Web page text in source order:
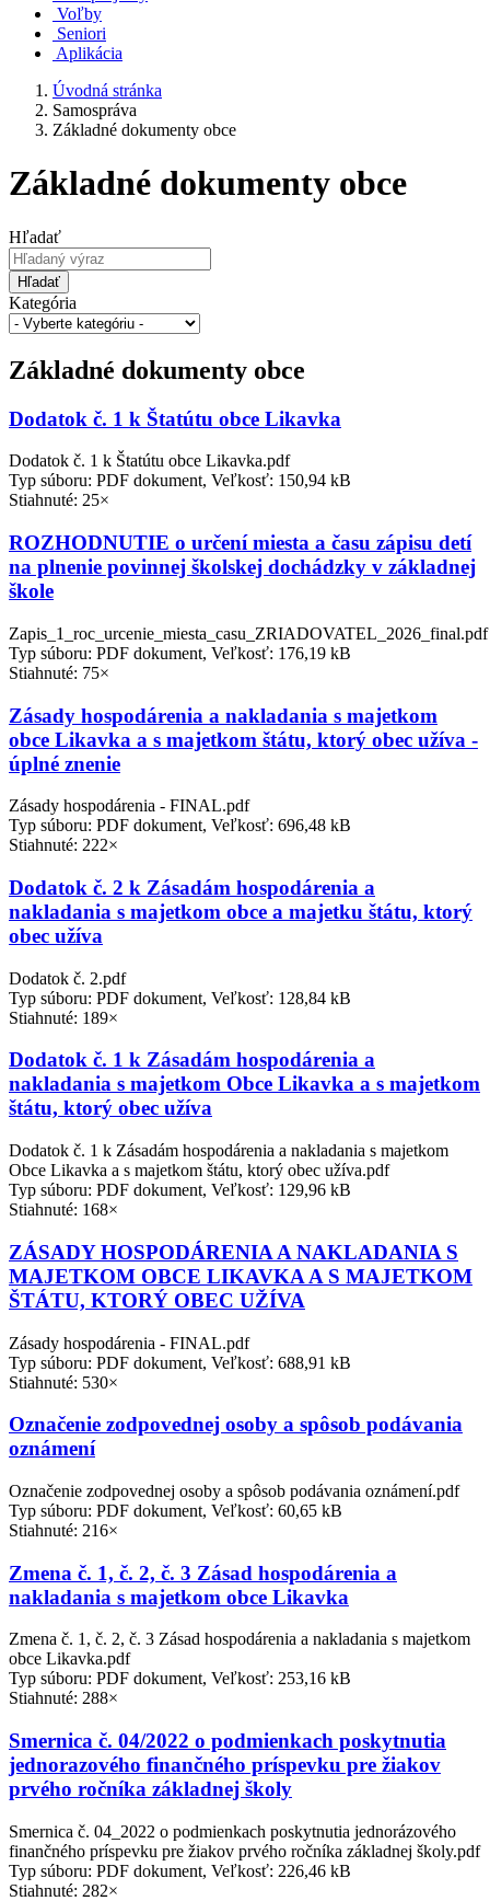
Voľby
Seniori
Aplikácia
Úvodná stránka
Samospráva
Základné dokumenty obce
Základné dokumenty obce
Hľadať
Hľadať
Kategória
Základné dokumenty obce
Dodatok č. 1 k Štatútu obce Likavka
Dodatok č. 1 k Štatútu obce Likavka.pdf
Typ súboru: PDF dokument, Veľkosť: 150,94 kB
Stiahnuté: 25×
ROZHODNUTIE o určení miesta a času zápisu detí
na plnenie povinnej školskej dochádzky v základnej
škole
Zapis_1_roc_urcenie_miesta_casu_ZRIADOVATEL_2026_final.pdf
Typ súboru: PDF dokument, Veľkosť: 176,19 kB
Stiahnuté: 75×
Zásady hospodárenia a nakladania s majetkom
obce Likavka a s majetkom štátu, ktorý obec užíva -
úplné znenie
Zásady hospodárenia - FINAL.pdf
Typ súboru: PDF dokument, Veľkosť: 696,48 kB
Stiahnuté: 222×
Dodatok č. 2 k Zásadám hospodárenia a
nakladania s majetkom obce a majetku štátu, ktorý
obec užíva
Dodatok č. 2.pdf
Typ súboru: PDF dokument, Veľkosť: 128,84 kB
Stiahnuté: 189×
Dodatok č. 1 k Zásadám hospodárenia a
nakladania s majetkom Obce Likavka a s majetkom
štátu, ktorý obec užíva
Dodatok č. 1 k Zásadám hospodárenia a nakladania s majetkom
Obce Likavka a s majetkom štátu, ktorý obec užíva.pdf
Typ súboru: PDF dokument, Veľkosť: 129,96 kB
Stiahnuté: 168×
ZÁSADY HOSPODÁRENIA A NAKLADANIA S
MAJETKOM OBCE LIKAVKA A S MAJETKOM
ŠTÁTU, KTORÝ OBEC UŽÍVA
Zásady hospodárenia - FINAL.pdf
Typ súboru: PDF dokument, Veľkosť: 688,91 kB
Stiahnuté: 530×
Označenie zodpovednej osoby a spôsob podávania
oznámení
Označenie zodpovednej osoby a spôsob podávania oznámení.pdf
Typ súboru: PDF dokument, Veľkosť: 60,65 kB
Stiahnuté: 216×
Zmena č. 1, č. 2, č. 3 Zásad hospodárenia a
nakladania s majetkom obce Likavka
Zmena č. 1, č. 2, č. 3 Zásad hospodárenia a nakladania s majetkom
obce Likavka.pdf
Typ súboru: PDF dokument, Veľkosť: 253,16 kB
Stiahnuté: 288×
Smernica č. 04/2022 o podmienkach poskytnutia
jednorazového finančného príspevku pre žiakov
prvého ročníka základnej školy
Smernica č. 04_2022 o podmienkach poskytnutia jednorázového
finančného príspevku pre žiakov prvého ročníka základnej školy.pdf
Typ súboru: PDF dokument, Veľkosť: 226,46 kB
Stiahnuté: 282×